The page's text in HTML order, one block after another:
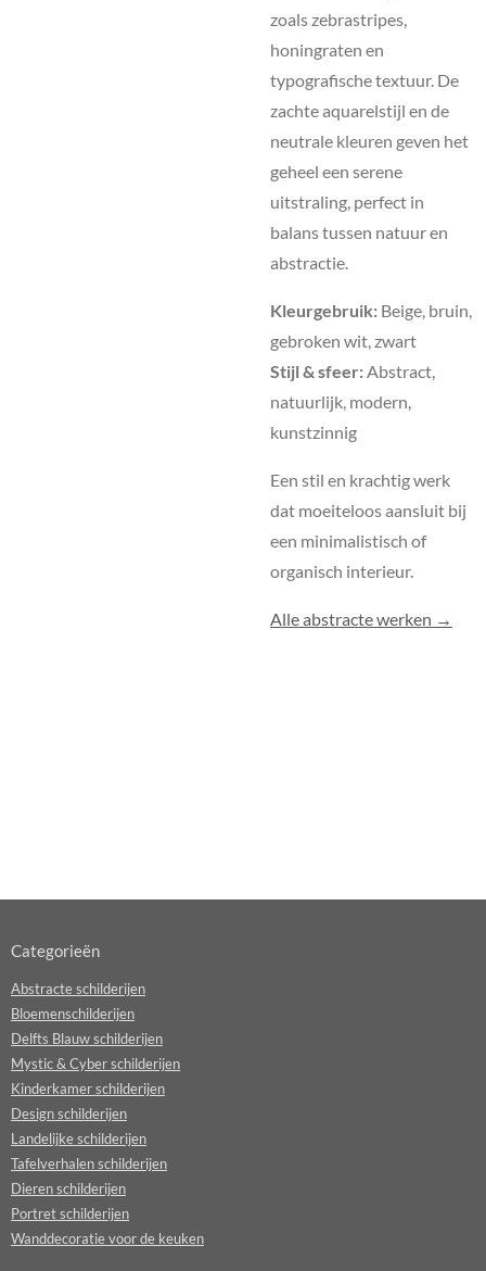
zoals zebrastripes,
honingraten en
typografische textuur. De
zachte aquarelstijl en de
neutrale kleuren geven het
geheel een serene
uitstraling, perfect in
balans tussen natuur en
abstractie.
Kleurgebruik: Beige, bruin,
gebroken wit, zwart
Stijl & sfeer:Abstract,
natuurlijk, modern,
kunstzinnig
Een stil en krachtig werk
dat moeiteloos aansluit bij
een minimalistisch of
organisch interieur.
Alle abstracte werken →
Categorieën
Abstracte schilderijen
Bloemenschilderijen
Delfts Blauw schilderijen
Mystic & Cyber schilderijen
Kinderkamer schilderijen
Design schilderijen
Landelijke schilderijen
Tafelverhalen schilderijen
Dieren schilderijen
Portret schilderijen
Wanddecoratie voor de keuken